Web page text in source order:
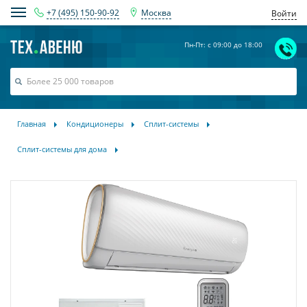
+7 (495) 150-90-92 Москва Войти
Пн-Пт: с 09:00 до 18:00
Главная Кондиционеры Сплит-системы
Сплит-системы для дома